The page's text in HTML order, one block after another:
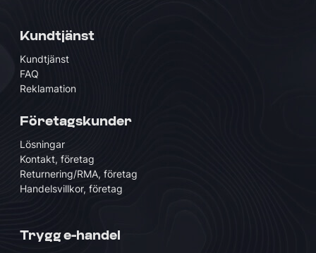
Kundtjänst
Kundtjänst
FAQ
Reklamation
Företagskunder
Lösningar
Kontakt, företag
Returnering/RMA, företag
Handelsvillkor, företag
Trygg e-handel